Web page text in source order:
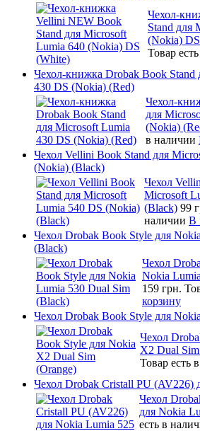
Чехол-
Stand для
(Nokia)
Товар
Чехол-книжка Drobak Book Stand
430 DS (Nokia) (Red)
Чехол-
для
(Nokia)
в наличии
Чехол Vellini Book Stand для
(Nokia) (Black)
Чехол
Microsoft
(Black) 99
наличии В
Чехол Drobak Book Style для
(Black)
Чехол
Nokia
159 грн.
корзину
Чехол Drobak Book Style для
Чехол
X2 Dual
Товар есть
Чехол Drobak Cristall PU (AV226)
Чехол
для Nokia
есть в